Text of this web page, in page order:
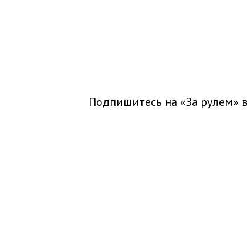
Подпишитесь на «За рулем» в